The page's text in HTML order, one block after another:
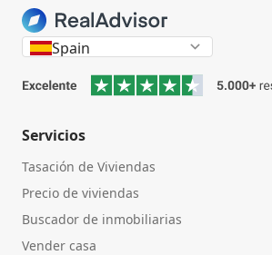
Spain
Servicios
Tasación de Viviendas
Precio de viviendas
Buscador de inmobiliarias
Vender casa